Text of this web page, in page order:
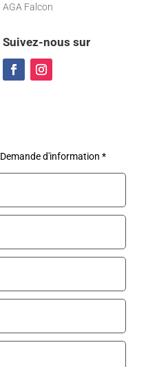
AGA Falcon
Suivez-nous sur
Demande d'information *